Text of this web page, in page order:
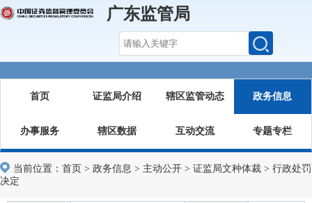
广东监管局
首页 证监局介绍 辖区监管动态 政务信息
办事服务 辖区数据 互动交流 专题专栏
当前位置： 首页 > 政务信息 > 主动公开 > 证监局文种体裁 > 行政处罚
决定